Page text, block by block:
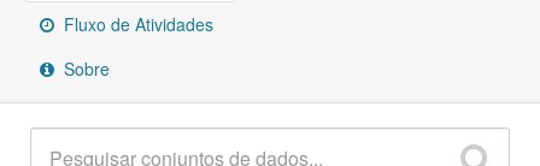
SobreFluxo de Atividades
Sobre